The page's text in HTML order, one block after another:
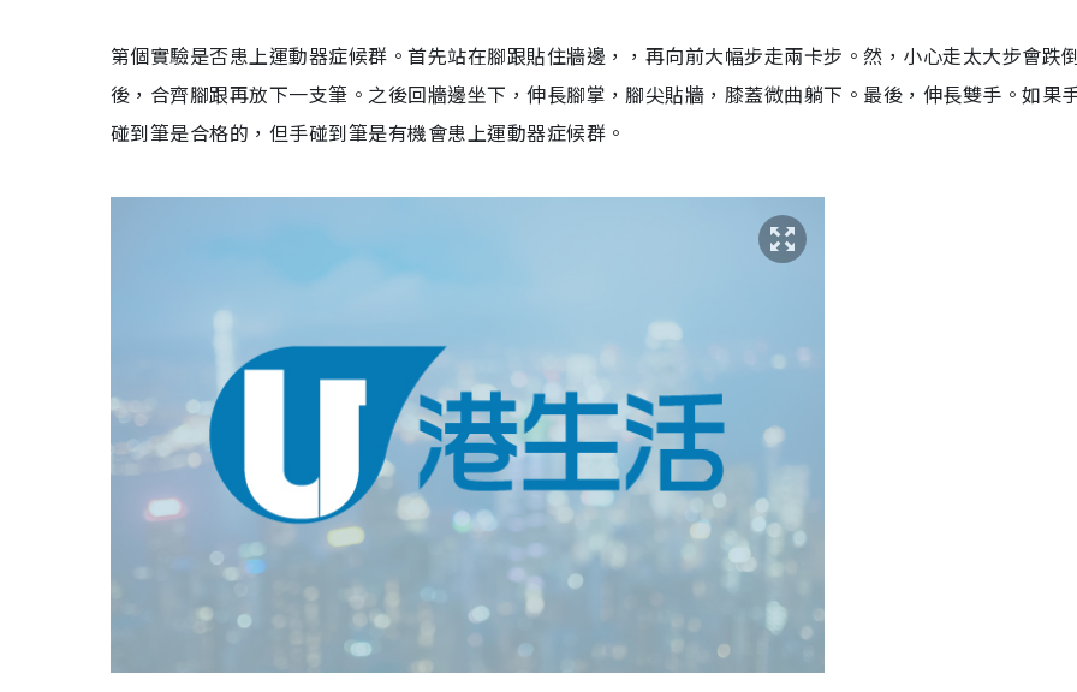
第個實驗是否患上運動器症候群。首先站在腳跟貼住牆邊，，再向前大幅步走兩卡步。然，小心走太大步會跌
後，合齊腳跟再放下一支筆。之後回牆邊坐下，伸長腳掌，腳尖貼牆，膝蓋微曲躺下。最後，伸長雙手。如果
碰到筆是合格的，但手碰到筆是有機會患上運動器症候群。